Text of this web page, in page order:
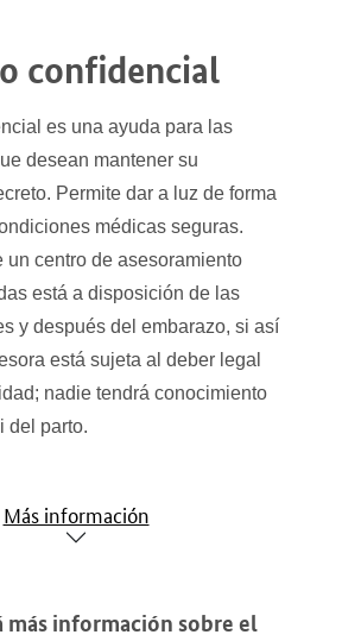
confidencial
es una ayuda para las
desean mantener su
Permite dar a luz de forma
médicas seguras.
un centro de asesoramiento
está a disposición de las
y después del embarazo, si así
está sujeta al deber legal
nadie tendrá conocimiento
del parto.
Más información
más información sobre el